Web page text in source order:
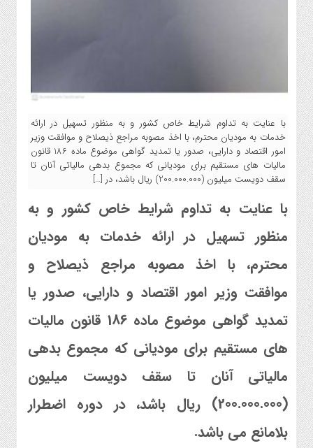
با عنایت به تداوم شرایط خاص کشور و به منظور تسهیل در ارائه
خدمات به مودیان محترم، با اخذ مصوبه مراجع ذیصلاح و موافقت وزیر
امور اقتصاد و دارایی، صدور یا تمدید گواهی موضوع ماده 186 قانون
مالیات های مستقیم برای مودیانی که مجموع بدهی مالیاتی آنان تا
سقف دویست میلیون (200.000.000) ریال باشد، در […]
با عنایت به تداوم شرایط خاص کشور و به
منظور تسهیل در ارائه خدمات به مودیان
محترم، با اخذ مصوبه مراجع ذیصلاح و
موافقت وزیر امور اقتصاد و دارایی، صدور یا
تمدید گواهی موضوع ماده 186 قانون مالیات
های مستقیم برای مودیانی که مجموع بدهی
مالیاتی آنان تا سقف دویست میلیون
(200.000.000) ریال باشد، در دوره اضطرار
بلامانع می باشد.